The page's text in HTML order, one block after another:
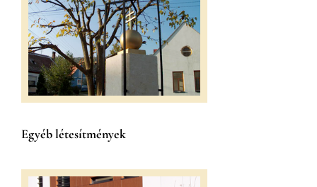
Egyéb létesítmények